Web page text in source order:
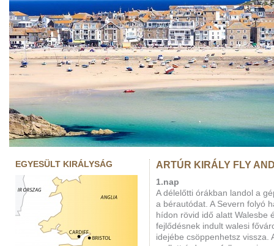
EGYESÜLT KIRÁLYSÁG ARTÚR KIRÁLY FLY
1.nap
A délelőtti órákban landol a
a bérautódat. A Severn folyó
hídon rövid idő alatt Walesbe
fejlődésnek indult walesi
idejébe csöppenhetsz vissza.